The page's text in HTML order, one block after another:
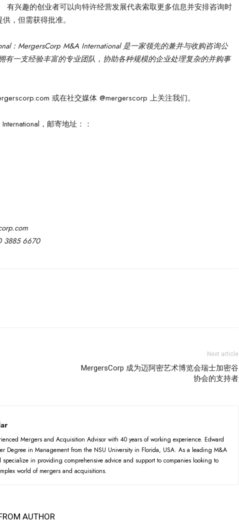
有兴趣的创业者可以向特许经营发展代表索取更多信息并安排咨询时
，但需获得批准。
：MergersCorp M&A International 是一家领先的兼并与收购咨询公
有一支经验丰富的专业团队，协助各种规模的企业处理复杂的并购事
或在社交媒体 @mergerscorp 上关注我们。
，邮寄地址：：
3885 6670
Next article
MergersCorp 成为迈阿密艺术博览会瑞士加密谷
协会的支持者
Mergers and Acquisition Advisor with 40 years of working experience. Edward
Degree in Management from the NSU University in Florida, USA. As a leading M&A
specialize in providing comprehensive advice and support to companies looking to
world of mergers and acquisitions.
AUTHOR